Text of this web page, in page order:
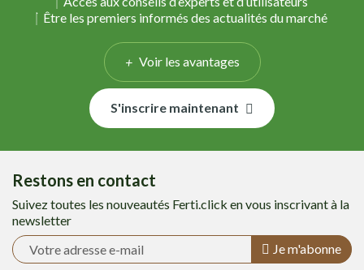
Être les premiers informés des actualités du marché
Voir les avantages
S'inscrire maintenant
Restons en contact
Suivez toutes les nouveautés Ferti.click en vous inscrivant à la
newsletter
Je m'abonne